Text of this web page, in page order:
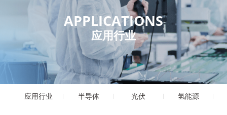
APPLICATIONS
应用行业
应用行业 半导体 光伏 氢能源